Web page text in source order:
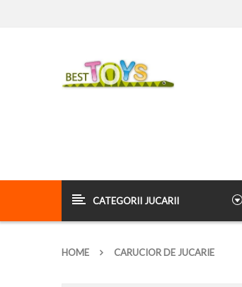
CATEGORII JUCARII
HOME CARUCIOR DE JUCARIE